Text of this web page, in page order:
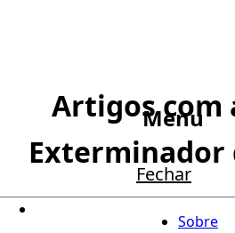
Menu
Fechar
Sobre
Artigos com
Exterminador